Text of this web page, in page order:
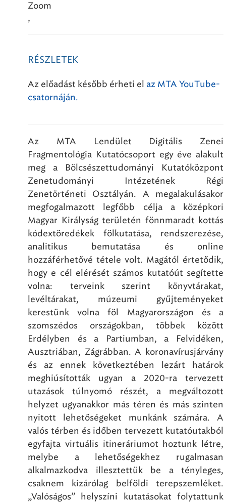
Zoom
,
RÉSZLETEK
Az előadást később érheti el az MTA YouTube-
csatornáján.
Az MTA Lendület Digitális Zenei
Fragmentológia Kutatócsoport egy éve alakult
meg a Bölcsészettudományi Kutatóközpont
Zenetudományi Intézetének Régi
Zenetörténeti Osztályán. A megalakulásakor
megfogalmazott legfőbb célja a középkori
Magyar Királyság területén fönnmaradt kottás
kódextöredékek fölkutatása, rendszerezése,
analitikus bemutatása és online
hozzáférhetővé tétele volt. Magától értetődik,
hogy e cél elérését számos kutatóút segítette
volna: terveink szerint könyvtárakat,
levéltárakat, múzeumi gyűjteményeket
kerestünk volna föl Magyarországon és a
szomszédos országokban, többek között
Erdélyben és a Partiumban, a Felvidéken,
Ausztriában, Zágrábban. A koronavírusjárvány
és az ennek következtében lezárt határok
meghiúsították ugyan a 2020-ra tervezett
utazások túlnyomó részét, a megváltozott
helyzet ugyanakkor más téren és más szinten
nyitott lehetőségeket munkánk számára. A
valós térben és időben tervezett kutatóutakból
egyfajta virtuális itineráriumot hoztunk létre,
melybe a lehetőségekhez rugalmasan
alkalmazkodva illesztettük be a tényleges,
csaknem kizárólag belföldi terepszemléket.
„Valóságos” helyszíni kutatásokat folytattunk